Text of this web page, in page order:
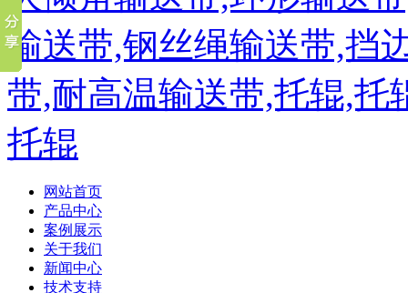
网站首页
产品中心
案例展示
关于我们
新闻中心
技术支持